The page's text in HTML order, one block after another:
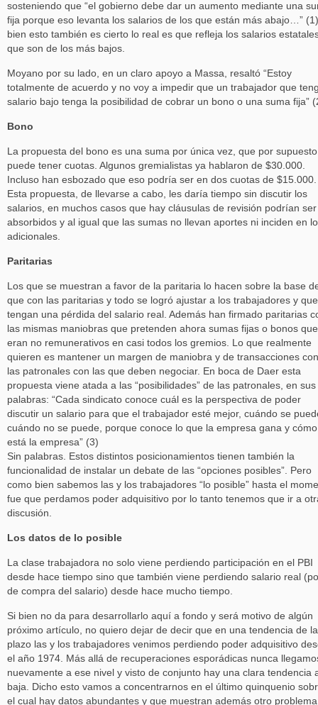
sosteniendo que “el gobierno debe dar un aumento mediante una
fija porque eso levanta los salarios de los que están más abajo…”
bien esto también es cierto lo real es que refleja los salarios
que son de los más bajos.
Moyano por su lado, en un claro apoyo a Massa, resaltó “Estoy
totalmente de acuerdo y no voy a impedir que un trabajador que
salario bajo tenga la posibilidad de cobrar un bono o una suma fija”
Bono
La propuesta del bono es una suma por única vez, que por supuesto
puede tener cuotas. Algunos gremialistas ya hablaron de $30.000.
Incluso han esbozado que eso podría ser en dos cuotas de $15.000.
Esta propuesta, de llevarse a cabo, les daría tiempo sin discutir los
salarios, en muchos casos que hay cláusulas de revisión podrían ser
absorbidos y al igual que las sumas no llevan aportes ni inciden en
adicionales.
Paritarias
Los que se muestran a favor de la paritaria lo hacen sobre la base
que con las paritarias y todo se logró ajustar a los trabajadores y que
tengan una pérdida del salario real. Además han firmado paritarias
las mismas maniobras que pretenden ahora sumas fijas o bonos que
eran no remunerativos en casi todos los gremios. Lo que realmente
quieren es mantener un margen de maniobra y de transacciones con
las patronales con las que deben negociar. En boca de Daer esta
propuesta viene atada a las “posibilidades” de las patronales, en sus
palabras: “Cada sindicato conoce cuál es la perspectiva de poder
discutir un salario para que el trabajador esté mejor, cuándo se
cuándo no se puede, porque conoce lo que la empresa gana y cómo
está la empresa” (3)
Sin palabras. Estos distintos posicionamientos tienen también la
funcionalidad de instalar un debate de las “opciones posibles”. Pero
como bien sabemos las y los trabajadores “lo posible” hasta el
fue que perdamos poder adquisitivo por lo tanto tenemos que ir a
discusión.
Los datos de lo posible
La clase trabajadora no solo viene perdiendo participación en el PBI
desde hace tiempo sino que también viene perdiendo salario real
de compra del salario) desde hace mucho tiempo.
Si bien no da para desarrollarlo aquí a fondo y será motivo de algún
próximo artículo, no quiero dejar de decir que en una tendencia de
plazo las y los trabajadores venimos perdiendo poder adquisitivo
el año 1974. Más allá de recuperaciones esporádicas nunca
nuevamente a ese nivel y visto de conjunto hay una clara tendencia
baja. Dicho esto vamos a concentrarnos en el último quinquenio
el cual hay datos abundantes y que muestran además otro problema